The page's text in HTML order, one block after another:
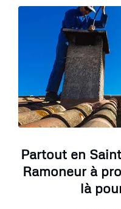
Partout en
Ramoneur à
là